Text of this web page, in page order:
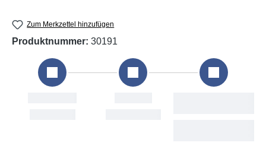
Zum Merkzettel hinzufügen
Produktnummer: 30191